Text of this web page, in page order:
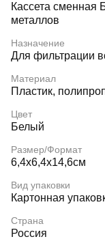
Кассета
металлов
Назначение
Для фильтрации
Материал
Пластик,
Цвет
Белый
Размер/Формат
6,4х6,4х14,6см
Вид упаковки
Картонная
Страна
Россия